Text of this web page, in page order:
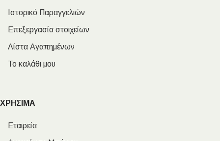
Ιστορικό Παραγγελιών
Επεξεργασία στοιχείων
Λίστα Αγαπημένων
Το καλάθι μου
ΧΡΗΣΙΜΑ
Εταιρεία